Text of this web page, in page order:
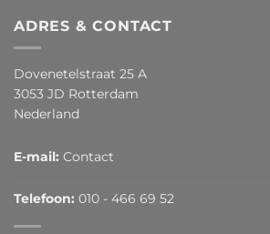
ADRES & CONTACT
Dovenetelstraat 25 A
3053 JD Rotterdam
Nederland
E-mail: Contact
Telefoon: 010 - 466 69 52